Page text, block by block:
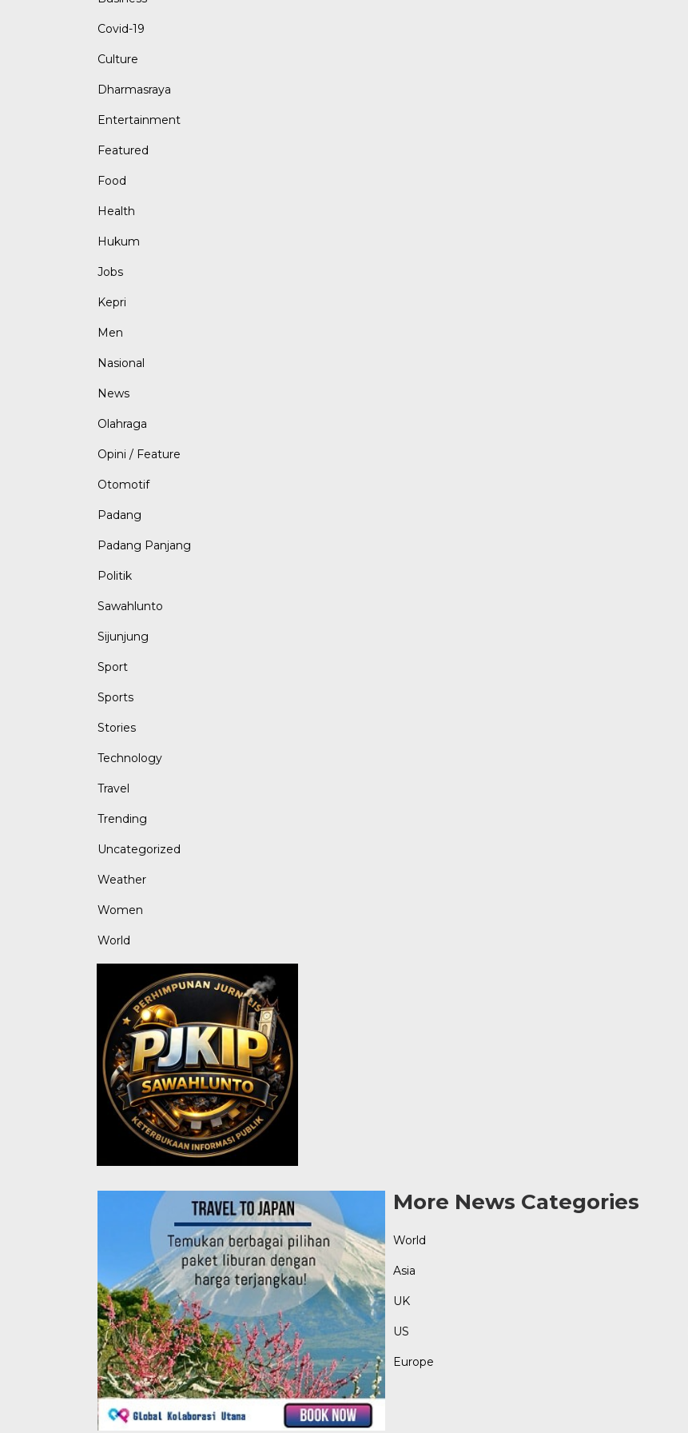
Covid-19
Culture
Dharmasraya
Entertainment
Featured
Food
Health
Hukum
Jobs
Kepri
Men
Nasional
News
Olahraga
Opini / Feature
Otomotif
Padang
Padang Panjang
Politik
Sawahlunto
Sijunjung
Sport
Sports
Stories
Technology
Travel
Trending
Uncategorized
Weather
Women
World
More News Categories
World
Asia
UK
US
Europe